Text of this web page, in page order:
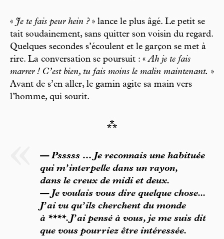
« Je te fais peur hein ?» lance le plus âgé. Le petit se
tait soudainement, sans quitter son voisin du regard.
Quelques secondes s’écoulent et le garçon se met à
rire. La conversation se poursuit : «Ah je te fais
marrer ! C’est bien, tu fais moins le malin maintenant. »
Avant de s’en aller, le gamin agite sa main vers
l’homme, qui sourit.
⁂
— Psssss … Je reconnais une habituée
qui m’interpelle dans un rayon,
dans le creux de midi et deux.
— Je voulais vous dire quelque chose...
J’ai vu qu’ils cherchent du monde
à ****. J’ai pensé à vous, je me suis dit
que vous pourriez être intéressée.